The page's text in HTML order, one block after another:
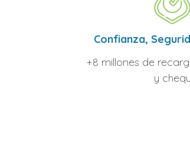
Confianza,
+8 millones de
y